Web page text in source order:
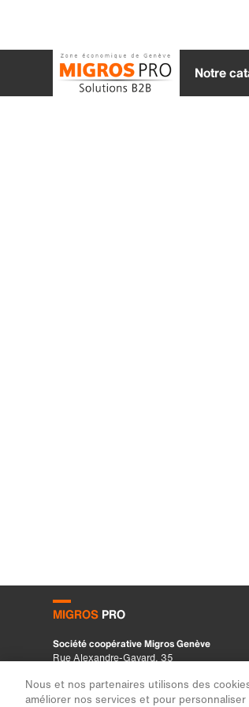
Nous et nos partenaires utilisons des
améliorer nos services et pour